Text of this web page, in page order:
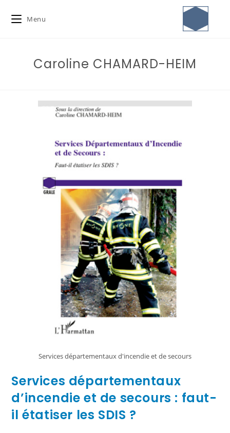
Menu
Caroline CHAMARD-HEIM
Services départementaux d'incendie et de secours
Services départementaux
d’incendie et de secours : faut-
il étatiser les SDIS ?